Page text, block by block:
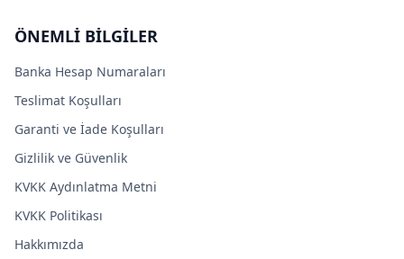
ÖNEMLİ BİLGİLER
Banka Hesap Numaraları
Teslimat Koşulları
Garanti ve İade Koşulları
Gizlilik ve Güvenlik
KVKK Aydınlatma Metni
KVKK Politikası
Hakkımızda